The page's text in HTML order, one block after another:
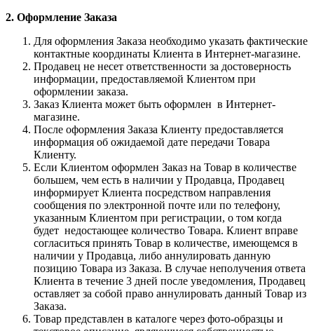
2. Оформление Заказа
Для оформления Заказа необходимо указать фактические
контактные координаты Клиента в Интернет-магазине.
Продавец не несет ответственности за достоверность
информации, предоставляемой Клиентом при
оформлении заказа.
Заказ Клиента может быть оформлен в Интернет-
магазине.
После оформления Заказа Клиенту предоставляется
информация об ожидаемой дате передачи Товара
Клиенту.
Если Клиентом оформлен Заказ на Товар в количестве
большем, чем есть в наличии у Продавца, Продавец
информирует Клиента посредством направления
сообщения по электронной почте или по телефону,
указанным Клиентом при регистрации, о том когда
будет недостающее количество Товара. Клиент вправе
согласиться принять Товар в количестве, имеющемся в
наличии у Продавца, либо аннулировать данную
позицию Товара из Заказа. В случае неполучения ответа
Клиента в течение 3 дней после уведомления, Продавец
оставляет за собой право аннулировать данный Товар из
Заказа.
Товар представлен в каталоге через фото-образцы и